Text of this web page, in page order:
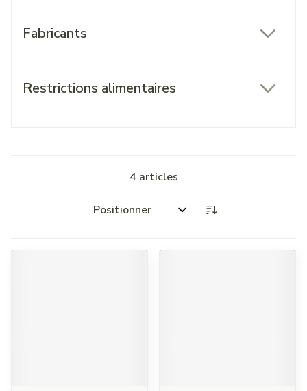
Fabricants
Restrictions alimentaires
4articles
Trier par: